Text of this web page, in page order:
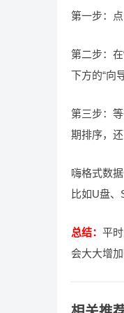
第一步：
第二步：
下方的“向
第三步：
期排序，
嗨格式数
比如U盘
总结： 平
会大大增